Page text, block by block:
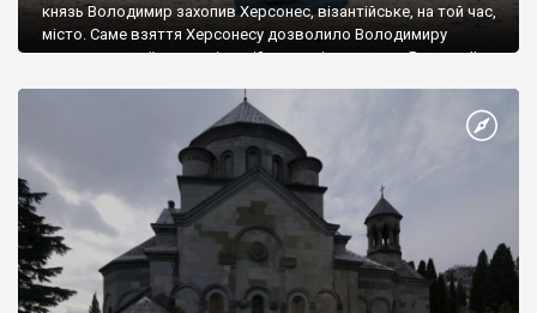
князь Володимир захопив Херсонес, візантійське, на той час,
місто. Саме взяття Херсонесу дозволило Володимиру
диктувати свої умови візантійському імператору Василю ІІ, та
Херсонесі Володимир-язичник, став Василем-християнином.
А потім було Хрещення Русі. На честь Херсонесу Таврійського